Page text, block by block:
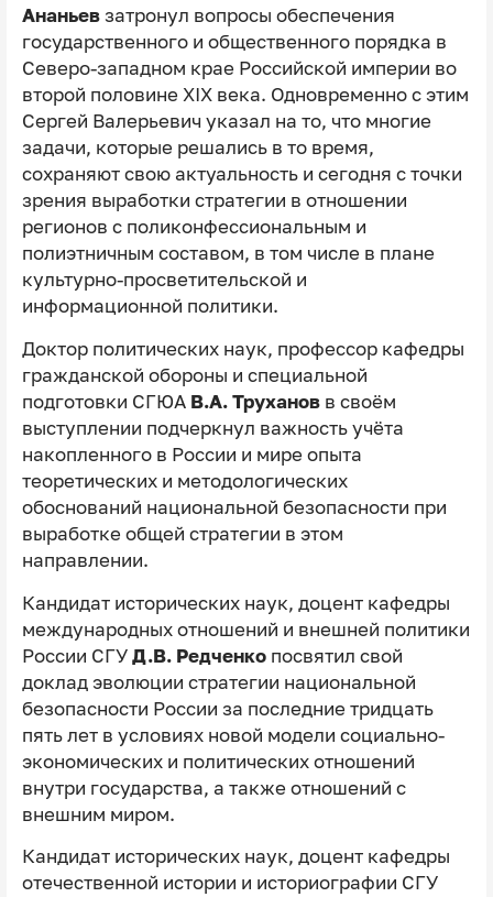
Ананьевзатронул вопросы обеспечения
государственного и общественного порядка в
Северо-западном крае Российской империи во
второй половине XIX века. Одновременно с этим
Сергей Валерьевич указал на то, что многие
задачи, которые решались в то время,
сохраняют свою актуальность и сегодня с точки
зрения выработки стратегии в отношении
регионов с поликонфессиональным и
полиэтничным составом, в том числе в плане
культурно-просветительской и
информационной политики.
Доктор политических наук, профессор кафедры
гражданской обороны и специальной
подготовки СГЮА В.А. Трухановв своём
выступлении подчеркнул важность учёта
накопленного в России и мире опыта
теоретических и методологических
обоснований национальной безопасности при
выработке общей стратегии в этом
направлении.
Кандидат исторических наук, доцент кафедры
международных отношений и внешней политики
России СГУ Д.В. Редченкопосвятил свой
доклад эволюции стратегии национальной
безопасности России за последние тридцать
пять лет в условиях новой модели социально-
экономических и политических отношений
внутри государства, а также отношений с
внешним миром.
Кандидат исторических наук, доцент кафедры
отечественной истории и историографии СГУ